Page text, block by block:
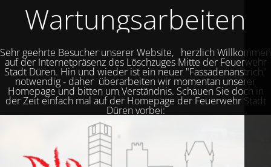
Wartungsarbeiten
Sehr geehrte Besucher unserer Website, herzlich Willkommen
auf der Internetpräsenz des Löschzuges Mitte der Feuerwehr
Stadt Düren. Hin und wieder ist ein neuer "Fassadenanstrich"
notwendig - daher überarbeiten wir momentan unserer
Homepage und bitten um Verständnis. Schauen Sie doch in
der Zeit einfach mal auf der Homepage der Feuerwehr Stadt
Düren vorbei: